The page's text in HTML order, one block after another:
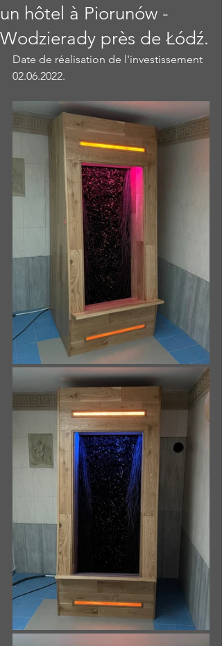
un hôtel à Piorunów -
Wodzierady près de Łódź.
Date de réalisation de l'investissement
02.06.2022.